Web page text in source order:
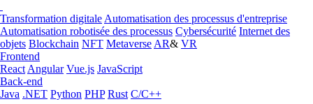
Transformation digitale Automatisation des processus d'entreprise
Automatisation robotisée des processus Cybersécurité Internet des
objets Blockchain NFT Metaverse AR& VR
Frontend
React Angular Vue.js JavaScript
Back-end
Java .NET Python PHP Rust C/C++